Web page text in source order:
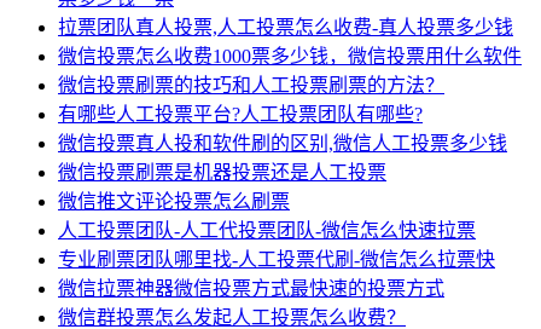
拉票团队真人投票,人工投票怎么收费-真人投票多少钱
微信投票怎么收费1000票多少钱，微信投票用什么软件
微信投票刷票的技巧和人工投票刷票的方法？
有哪些人工投票平台?人工投票团队有哪些?
微信投票真人投和软件刷的区别,微信人工投票多少钱
微信投票刷票是机器投票还是人工投票
微信推文评论投票怎么刷票
人工投票团队-人工代投票团队-微信怎么快速拉票
专业刷票团队哪里找-人工投票代刷-微信怎么拉票快
微信拉票神器微信投票方式最快速的投票方式
微信群投票怎么发起人工投票怎么收费？